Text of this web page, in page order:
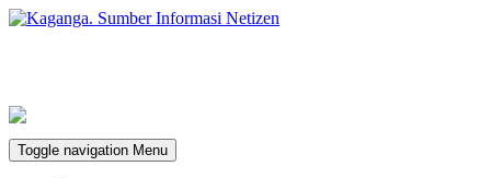
Toggle navigation Menu